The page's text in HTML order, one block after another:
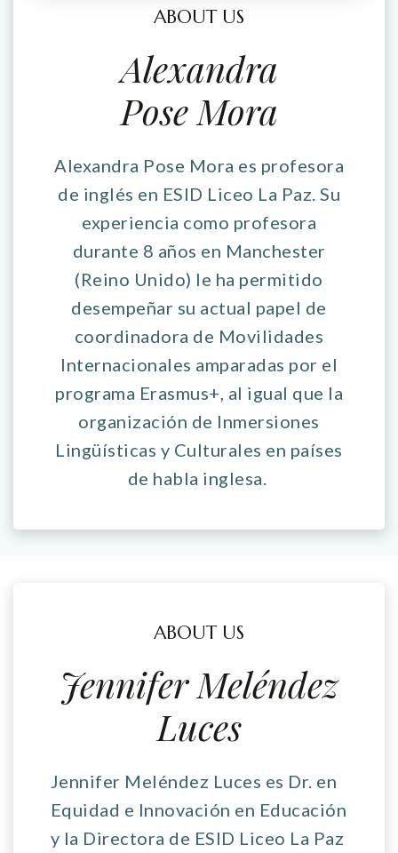
ABOUT US
Alexandra
Pose Mora
Alexandra Pose Mora es profesora
de inglés en ESID Liceo La Paz. Su
experiencia como profesora
durante 8 años en Manchester
(Reino Unido) le ha permitido
desempeñar su actual papel de
coordinadora de Movilidades
Internacionales amparadas por el
programa Erasmus+, al igual que la
organización de Inmersiones
Lingüísticas y Culturales en países
de habla inglesa.
ABOUT US
Jennifer Meléndez
Luces
Jennifer Meléndez Luces es Dr. en
Equidad e Innovación en Educación
y la Directora de ESID Liceo La Paz